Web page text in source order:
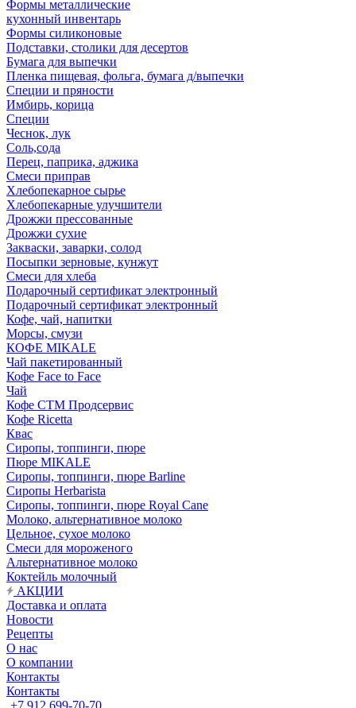
Формы металлические
кухонный инвентарь
Формы силиконовые
Подставки, столики для десертов
Бумага для выпечки
Пленка пищевая, фольга, бумага д/выпечки
Специи и пряности
Имбирь, корица
Специи
Чеснок, лук
Соль,сода
Перец, паприка, аджика
Смеси приправ
Хлебопекарное сырье
Хлебопекарные улучшители
Дрожжи прессованные
Дрожжи сухие
Закваски, заварки, солод
Посыпки зерновые, кунжут
Смеси для хлеба
Подарочный сертификат электронный
Подарочный сертификат электронный
Кофе, чай, напитки
Морсы, смузи
КОФЕ MIKALE
Чай пакетированный
Кофе Face to Face
Чай
Кофе СТМ Продсервис
Кофе Ricetta
Квас
Сиропы, топпинги, пюре
Пюре MIKALE
Сиропы, топпинги, пюре Barline
Сиропы Herbarista
Сиропы, топпинги, пюре Royal Cane
Молоко, альтернативное молоко
Цельное, сухое молоко
Смеси для мороженого
Альтернативное молоко
Коктейль молочный
АКЦИИ
Доставка и оплата
Новости
Рецепты
О нас
О компании
Контакты
Контакты
+7 912 699-70-70